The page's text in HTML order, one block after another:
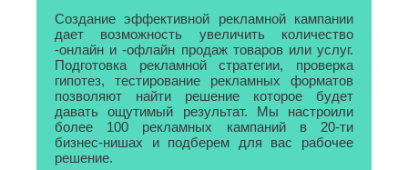
Березники
Благовещенск
Брянск
Великий
Новгород
Владикавказ
Владимир
О
Обнинск
Одинцово
Октябрьский
Омск
Орел
Оренбург
Орехово-
Зуево
Создание эффективной рекламной кампании
дает возможность увеличить количество
-онлайн и -офлайн продаж товаров или услуг.
Подготовка рекламной стратегии, проверка
гипотез, тестирование рекламных форматов
позволяют найти решение которое будет
давать ощутимый результат. Мы настроили
более 100 рекламных кампаний в 20-ти
бизнес-нишах и подберем для вас рабочее
решение.